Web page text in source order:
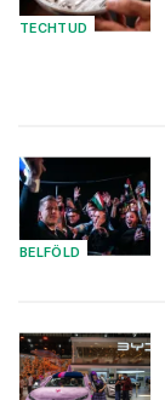
TECHTUD
BELFÖLD